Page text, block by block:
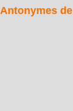
Antonymes de